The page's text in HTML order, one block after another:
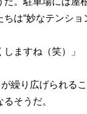
は“妙なテンショ
ますね（笑）」
繰り広げられる
そうだ。